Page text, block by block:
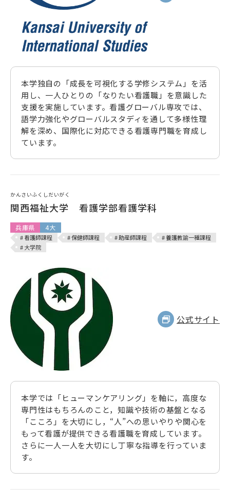
本学独自の「成長を可視化する学修システム」を活
用し、一人ひとりの「なりたい看護職」を意識した
支援を実施しています。看護グローバル専攻では、
語学力強化やグローバルスタディを通して多様性理
解を深め、国際化に対応できる看護専門職を育成し
ています。
かんさいふくしだいがく
関西福祉大学 看護学部看護学科
兵庫県 4大
# 看護師課程 # 保健師課程 # 助産師課程
# 養護教諭一種課程
# 大学院
公式サイト
本学では「ヒューマンケアリング」を軸に，高度な
専門性はもちろんのこと，知識や技術の基盤となる
「こころ」を大切にし，“人”への思いやりや関心を
もって看護が提供できる看護職を育成しています。
さらに一人一人を大切にし丁寧な指導を行っていま
す。